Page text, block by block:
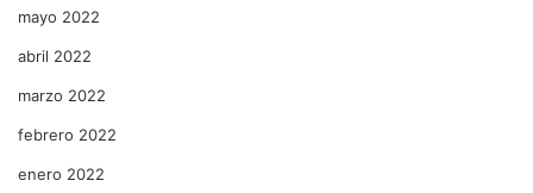
mayo 2022
abril 2022
marzo 2022
febrero 2022
enero 2022